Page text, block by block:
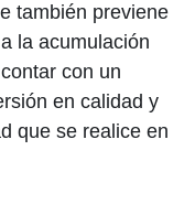
también previene
la acumulación
con un
en calidad y
que se realice en